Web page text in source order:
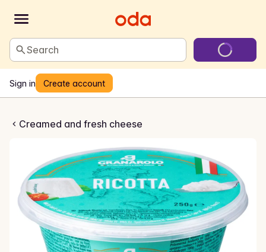
Search
Sign in Create account
Creamed and fresh cheese
Ricotta